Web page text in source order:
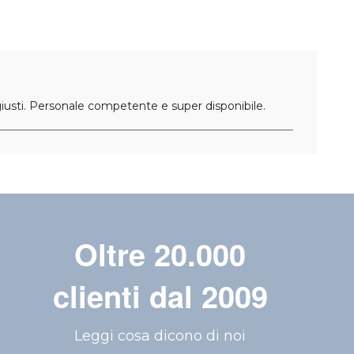
Personale competente e super disponibile.
Oltre 20.000
clienti dal 2009
Leggi cosa dicono di noi